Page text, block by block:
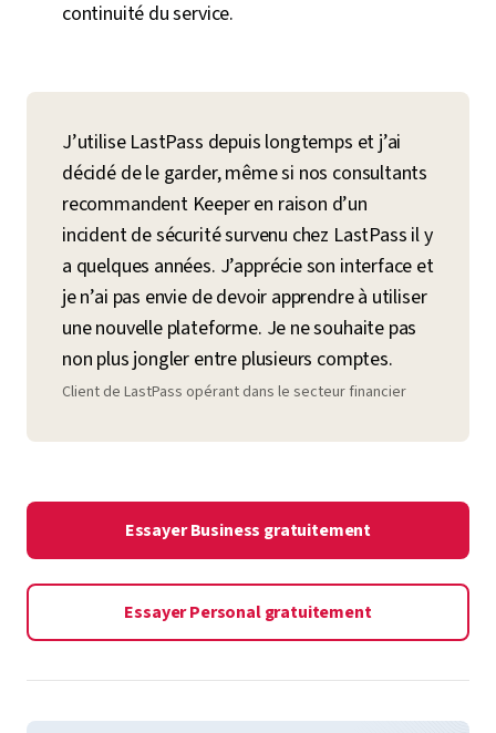
continuité du service.
J’utilise LastPass depuis longtemps et j’ai
décidé de le garder, même si nos consultants
recommandent Keeper en raison d’un
incident de sécurité survenu chez LastPass il y
a quelques années. J’apprécie son interface et
je n’ai pas envie de devoir apprendre à utiliser
une nouvelle plateforme. Je ne souhaite pas
non plus jongler entre plusieurs comptes.
Client de LastPass opérant dans le secteur financier
Essayer Business gratuitement
Essayer Personal gratuitement